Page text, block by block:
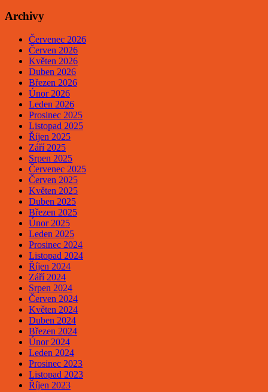
Archivy
Červenec 2026
Červen 2026
Květen 2026
Duben 2026
Březen 2026
Únor 2026
Leden 2026
Prosinec 2025
Listopad 2025
Říjen 2025
Září 2025
Srpen 2025
Červenec 2025
Červen 2025
Květen 2025
Duben 2025
Březen 2025
Únor 2025
Leden 2025
Prosinec 2024
Listopad 2024
Říjen 2024
Září 2024
Srpen 2024
Červen 2024
Květen 2024
Duben 2024
Březen 2024
Únor 2024
Leden 2024
Prosinec 2023
Listopad 2023
Říjen 2023